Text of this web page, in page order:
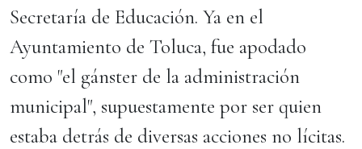
Secretaría de Educación. Ya en el
Ayuntamiento de Toluca, fue apodado
como "el gánster de la administración
municipal", supuestamente por ser quien
estaba detrás de diversas acciones no lícitas.